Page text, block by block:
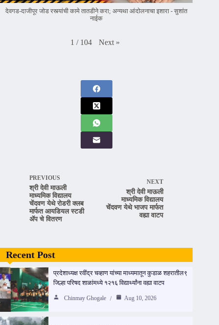
देवगड-दाजीपूर जोड रस्त्यांची कामे तातडीने करा; अन्यथा आंदोलनाचा इशारा - सुशांत
नाईक
1 / 104 Next »
PREVIOUS
श्री देवी माऊली
माध्यमिक विद्यालय
चेंदवण येथे रोडरी क्लब
मार्फत आयडियल स्टडी
ॲप चे वितरण
NEXT
श्री देवी माऊली
माध्यमिक विद्यालय
चेंदवण येथे भाजप मार्फत
वह्या वाटप
Recent Post
प्रदेशाध्यक्ष रवींद्र चव्हाण यांच्या माध्यमातून कुडाळ शहरातील९
जिल्हा परिषद शाळांमध्ये १२१६ विद्यार्थ्यांना वह्या वाटप
Chinmay Ghogale Aug 10, 2026